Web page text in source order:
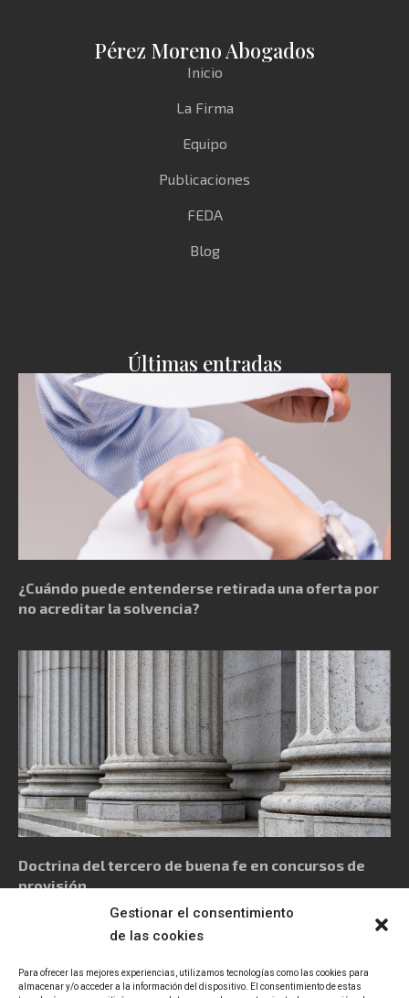
Gestionar el consentimiento
de las cookies
Para ofrecer las mejores experiencias, utilizamos tecnologías como las cookies para
almacenar y/o acceder a la información del dispositivo. El consentimiento de estas
Pérez Moreno Abogados
Inicio
La Firma
Equipo
Publicaciones
FEDA
Blog
Últimas entradas
¿Cuándo puede entenderse retirada una oferta por
no acreditar la solvencia?
Doctrina del tercero de buena fe en concursos de
provisión